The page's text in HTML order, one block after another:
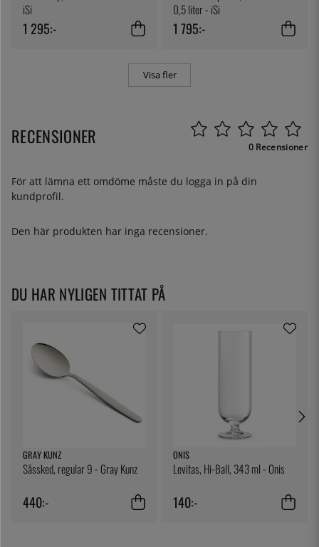
iSi
1 295:-
0,5 liter - iSi
1 795:-
Visa fler
RECENSIONER 0 Recensioner
För att lämna ett omdöme måste du logga in på din
kundprofil.
Den här produkten har inga recensioner.
DU HAR NYLIGEN TITTAT PÅ
GRAY KUNZ
Såssked, regular 9 - Gray Kunz
440:-
ONIS
Levitas, Hi-Ball, 343 ml - Onis
140:-